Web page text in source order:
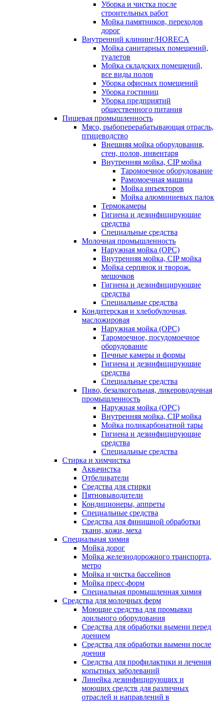
Уборка и чистка после
строительных работ
Мойка памятников, переходов
дорог
Внутренний клининг/HORECA
Мойка санитарных помещений,
туалетов
Мойка складских помещений,
все виды полов
Уборка офисных помещений
Уборка гостиниц
Уборка предприятий
общественного питания
Пищевая промышленность
Мясо, рыбоперерабатывающая отрасль,
птицеводство
Внешняя мойка оборудования,
стен, полов, инвентаря
Внутренняя мойка, CIP мойка
Таромоечное оборудование
Рамомоечная машина
Мойка инъекторов
Мойка алюминиевых палок
Термокамеры
Гигиена и дезинфицирующие
средства
Специальные средства
Молочная промышленность
Наружная мойка (ОРС)
Внутренняя мойка, CIP мойка
Мойка серпянок и творож.
мешочков
Гигиена и дезинфицирующие
средства
Специальные средства
Кондитерская и хлебобулочная,
масложировая
Наружная мойка (ОРС)
Таромоечное, посудомоечное
оборудование
Печные камеры и формы
Гигиена и дезинфицирующие
средства
Специальные средства
Пиво, безалкогольная, ликероводочная
промышленность
Наружная мойка (ОРС)
Внутренняя мойка, CIP мойка
Мойка поликарбонатной тары
Гигиена и дезинфицирующие
средства
Специальные средства
Стирка и химчистка
Аквачистка
Отбеливатели
Средства для стирки
Пятновыводители
Кондиционеры, аппреты
Специальные средства
Средства для финишной обработки
ткани, кожи, меха
Специальная химия
Мойка дорог
Мойка железнодорожного транспорта,
метро
Мойка и чистка бассейнов
Мойка пресс-форм
Специальная промышленная химия
Средства для молочных ферм
Моющие средства для промывки
доильного оборудования
Средства для обработки вымени перед
доением
Средства для обработки вымени после
доения
Средства для профилактики и лечения
копытных заболеваний
Линейка дезинфицирующих и
моющих средств для различных
отраслей и направлений в